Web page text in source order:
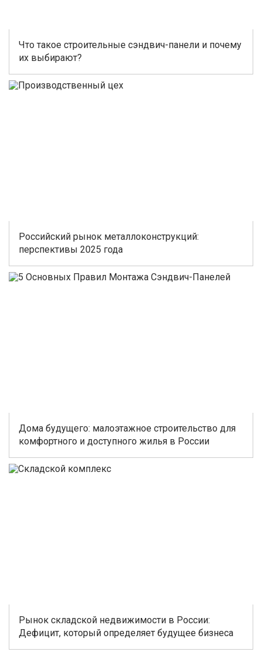
Что такое строительные сэндвич-панели и почему
их выбирают?
Российский рынок металлоконструкций:
перспективы 2025 года
Дома будущего: малоэтажное строительство для
комфортного и доступного жилья в России
Рынок складской недвижимости в России:
Дефицит, который определяет будущее бизнеса